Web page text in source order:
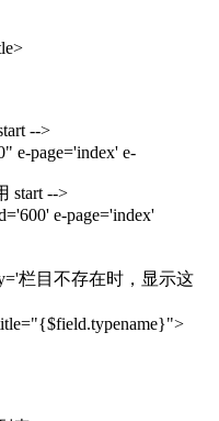
-->
page='index' e-
-->
e-page='index'
目不存在时，显示这